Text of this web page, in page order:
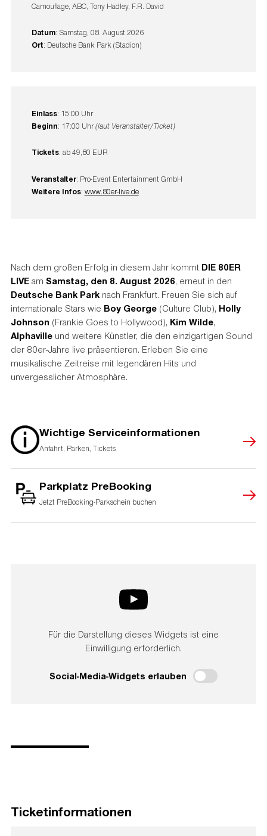
Camouflage, ABC, Tony Hadley, F.R. David
Datum: Samstag, 08. August 2026
Ort: Deutsche Bank Park (Stadion)
Einlass: 15:00 Uhr
Beginn: 17:00 Uhr(laut Veranstalter/Ticket)
Tickets: ab 49,80 EUR
Veranstalter: Pro-Event Entertainment GmbH
Weitere Infos: www.80er-live.de
Nach dem großen Erfolg in diesem Jahr kommt DIE 80ER
LIVEam Samstag, den 8. August 2026, erneut in den
Deutsche Bank Parknach Frankfurt. Freuen Sie sich auf
internationale Stars wie Boy George(Culture Club), Holly
Johnson (Frankie Goes to Hollywood), Kim Wilde,
Alphaville und weitere Künstler, die den einzigartigen Sound
der 80er-Jahre live präsentieren. Erleben Sie eine
musikalische Zeitreise mit legendären Hits und
unvergesslicher Atmosphäre.
Wichtige Serviceinformationen
Anfahrt, Parken, Tickets
Parkplatz PreBooking
Jetzt PreBooking-Parkschein buchen
Für die Darstellung dieses Widgets ist eine
Einwilligung erforderlich.
Social-Media-Widgets erlauben
Ticketinformationen